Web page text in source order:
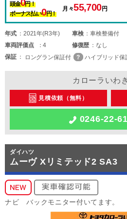
頭金0円！
ボーナス払い0円！
月々55,700円
年式 2021年(R3年) 車検 車検整備付
車両評価点 4 修復歴 なし
保証
ロングラン保証付 ハイブリッド保
カローラいわ
見積依頼（無料）
0246-22-
ダイハツ
ムーヴ Xリミテッド2 SA3
ナビ バックモニター付いてます。